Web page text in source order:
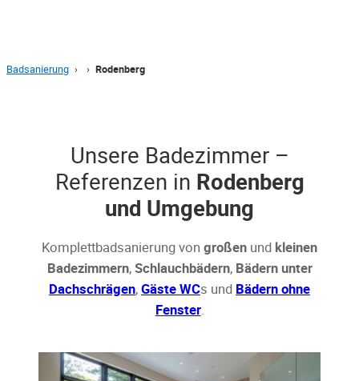
Badsanierung › › Rodenberg
Unsere Badezimmer –
Referenzen in Rodenberg
und Umgebung
Komplettbadsanierung von großen und kleinen
Badezimmern,Schlauchbädern, Bädern unter
Dachschrägen,Gäste WCs und Bädern ohne
Fenster.